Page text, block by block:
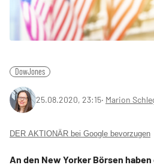
DowJones
25.08.2020, 23:15‧ Marion
DER AKTIONÄR bei Google bevorzugen
An den New Yorker Börsen